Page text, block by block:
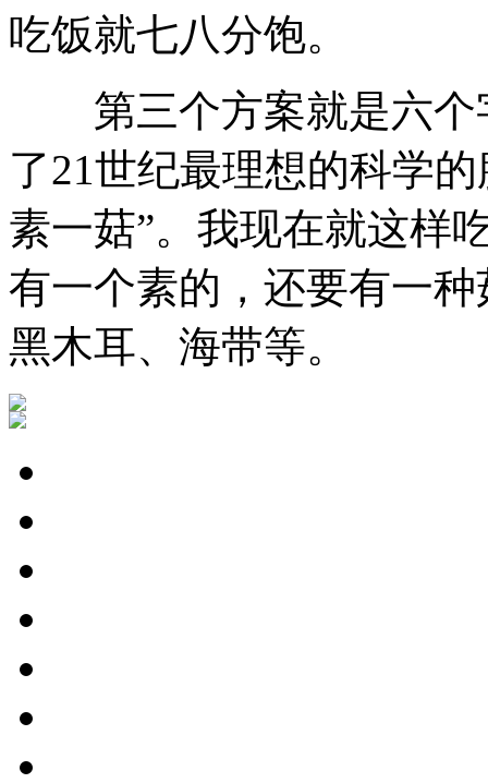
吃饭就七八分饱。
第三个方案就是六个
了21世纪最理想的科学
素一菇”。我现在就这样
有一个素的，还要有一
黑木耳、海带等。